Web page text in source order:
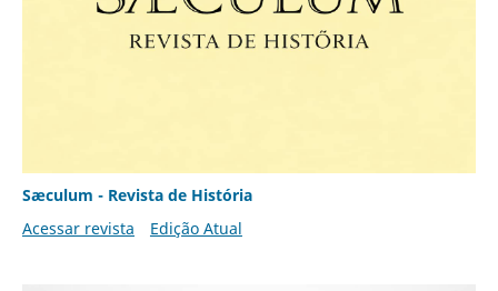
Sæculum - Revista de História
Acessar revista
Edição Atual